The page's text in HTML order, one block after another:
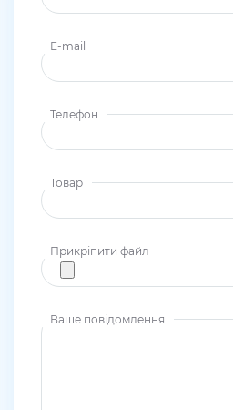
E-mail
Телефон
Товар
Прикріпити файл
Ваше повідомлення